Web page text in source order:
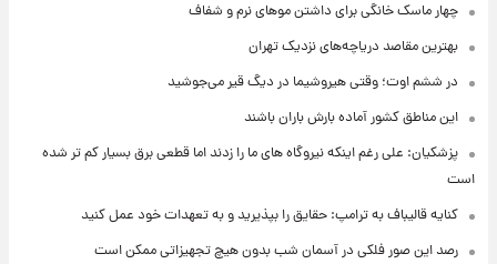
چهار ماسک خانگی برای داشتن موهای نرم و شفاف
بهترین مقاصد دریاچه‌های نزدیک تهران
در ششم اوت؛ وقتی هیروشیما در دیگ قیر می‌جوشید
این مناطق کشور آماده بارش باران باشند
پزشکیان: علی رغم اینکه نیروگاه های ما را زدند اما قطعی برق بسیار کم تر شده
است
کنایه قالیباف به ترامپ: حقایق را بپذیرید و به تعهدات خود عمل کنید
رصد این صور فلکی در آسمان شب بدون هیچ تجهیزاتی ممکن است